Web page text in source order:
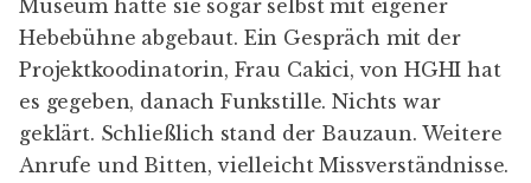
Museum hätte sie sogar selbst mit eigener
Hebebühne abgebaut. Ein Gespräch mit der
Projektkoodinatorin, Frau Cakici, von HGHI hat
es gegeben, danach Funkstille. Nichts war
geklärt. Schließlich stand der Bauzaun. Weitere
Anrufe und Bitten, vielleicht Missverständnisse.